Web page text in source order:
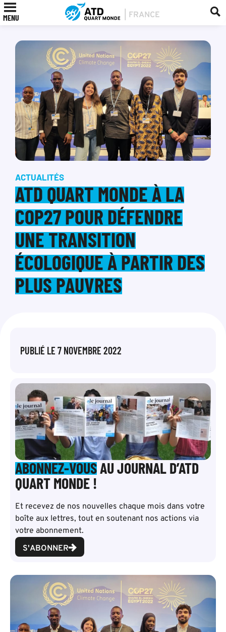
MENU
ACTUALITÉS
ATD QUART MONDE À LA
COP27 POUR DÉFENDRE
UNE TRANSITION
ÉCOLOGIQUE À PARTIR DES
PLUS PAUVRES
PUBLIÉ LE 7 NOVEMBRE 2022
ABONNEZ-VOUSAU JOURNAL D’ATD
QUART MONDE !
Et recevez de nos nouvelles chaque mois dans votre
boîte aux lettres, tout en soutenant nos actions via
votre abonnement.
S'ABONNER